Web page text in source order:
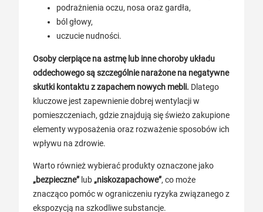
podrażnienia oczu, nosa oraz gardła,
ból głowy,
uczucie nudności.
Osoby cierpiące na astmę lub inne choroby układu
oddechowego są szczególnie narażone na negatywne
skutki kontaktu z zapachem nowych mebli. Dlatego
kluczowe jest zapewnienie dobrej wentylacji w
pomieszczeniach, gdzie znajdują się świeżo zakupione
elementy wyposażenia oraz rozważenie sposobów ich
wpływu na zdrowie.
Warto również wybierać produkty oznaczone jako
„bezpieczne” lub„niskozapachowe”, co może
znacząco pomóc w ograniczeniu ryzyka związanego z
ekspozycją na szkodliwe substancje.